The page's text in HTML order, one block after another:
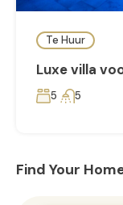
Te Huur
Luxe villa
5 5
Find Your